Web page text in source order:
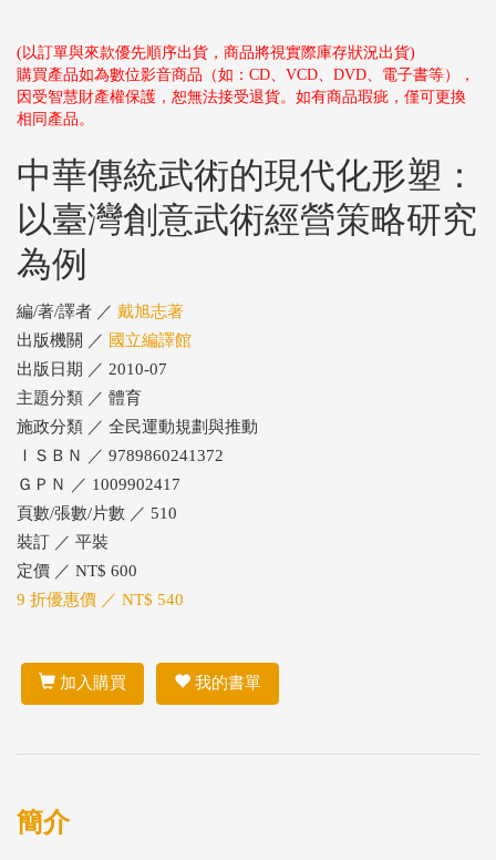
(以訂單與來款優先順序出貨，商品將視實際庫存狀況出貨)
購買產品如為數位影音商品（如：CD、VCD、DVD、電子書等），
因受智慧財產權保護，恕無法接受退貨。如有商品瑕疵，僅可更換
相同產品。
中華傳統武術的現代化形塑：
以臺灣創意武術經營策略研究
為例
編/著/譯者 ／ 戴旭志著
出版機關 ／ 國立編譯館
出版日期 ／ 2010-07
主題分類 ／ 體育
施政分類 ／ 全民運動規劃與推動
ＩＳＢＮ ／ 9789860241372
ＧＰＮ ／ 1009902417
頁數/張數/片數 ／ 510
裝訂 ／ 平裝
定價 ／ NT$ 600
9 折優惠價 ／ NT$ 540
加入購買 我的書單
簡介